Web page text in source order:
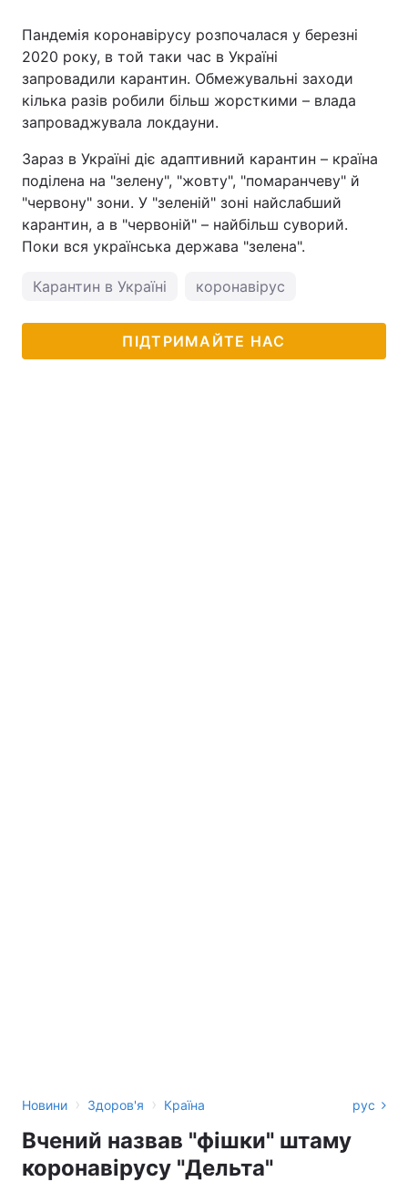
Пандемія коронавірусу розпочалася у березні
2020 року, в той таки час в Україні
запровадили карантин. Обмежувальні заходи
кілька разів робили більш жорсткими – влада
запроваджувала локдауни.
Зараз в Україні діє адаптивний карантин – країна
поділена на "зелену", "жовту", "помаранчеву" й
"червону" зони. У "зеленій" зоні найслабший
карантин, а в "червоній" – найбільш суворий.
Поки вся українська держава "зелена".
Карантин в Україні коронавірус
ПІДТРИМАЙТЕ НАС
Новини › Здоров'я › Країна рус
Вчений назвав "фішки" штаму
коронавірусу "Дельта"